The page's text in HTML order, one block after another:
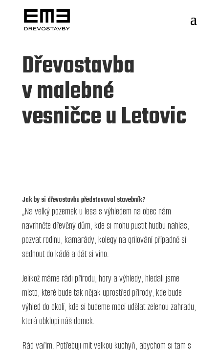
Dřevostavba
v malebné
vesničce u Letovic
Jak by si dřevostavbu představoval stavebník?
„Na velký pozemek u lesa s výhledem na obec nám
navrhněte dřevěný dům, kde si mohu pustit hudbu nahlas,
pozvat rodinu, kamarády, kolegy na grilování případně si
sednout do kádě a dát si víno.
Jelikož máme rádi přírodu, hory a výhledy, hledali jsme
místo, které bude tak nějak uprostřed přírody, kde bude
výhled do okolí, kde si budeme moci udělat zelenou zahradu,
která obklopí náš domek.
Rád vařím. Potřebuji mít velkou kuchyň, abychom si tam s